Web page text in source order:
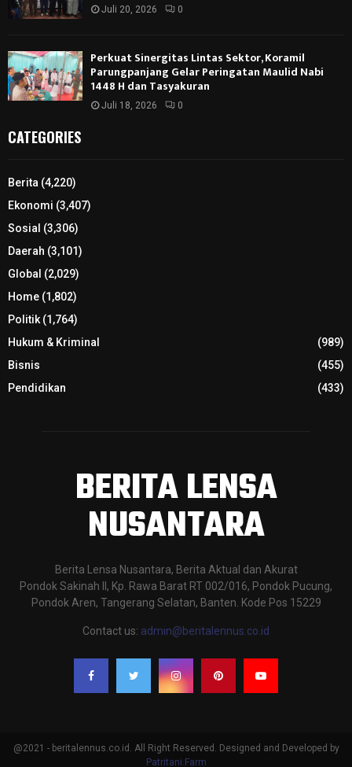
Juli 20, 2026 0
Perkuat Sinergitas Lintas Sektor, Koramil
Parungpanjang Gelar Peringatan Maulid Nabi
1448 H dan Tasyakuran
Juli 18, 2026 0
CATEGORIES
Berita (4,220)
Ekonomi (3,407)
Sosial (3,306)
Daerah (3,101)
Global (2,029)
Home (1,802)
Politik (1,764)
Hukum & Kriminal
(989)
Bisnis
(455)
Pendidikan
(433)
BERITA LENSA
NUSANTARA
Berita Lensa Nusantara, Berita Aktual dan Akurat
Pondok Sakinah II, Kp. Rawa Barat RT 002/016, Pondok Pucung,
Pondok Aren, Tangerang Selatan, Banten. Kode Pos 15229
Contact us: admin@beritalennus.co.id
@2021 - beritalennus.co.id. All Right Reserved. Designed and Developed by
Patritani.Farm